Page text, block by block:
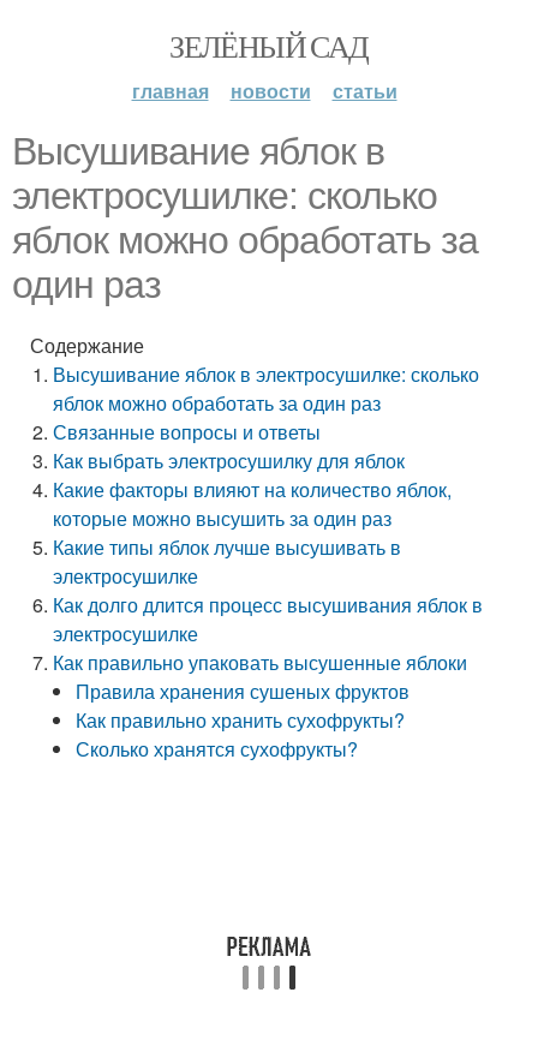
ЗЕЛЁНЫЙ САД
главная новости статьи
Высушивание яблок в
электросушилке: сколько
яблок можно обработать за
один раз
Содержание
Высушивание яблок в электросушилке: сколько
яблок можно обработать за один раз
Связанные вопросы и ответы
Как выбрать электросушилку для яблок
Какие факторы влияют на количество яблок,
которые можно высушить за один раз
Какие типы яблок лучше высушивать в
электросушилке
Как долго длится процесс высушивания яблок в
электросушилке
Как правильно упаковать высушенные яблоки
Правила хранения сушеных фруктов
Как правильно хранить сухофрукты?
Сколько хранятся сухофрукты?